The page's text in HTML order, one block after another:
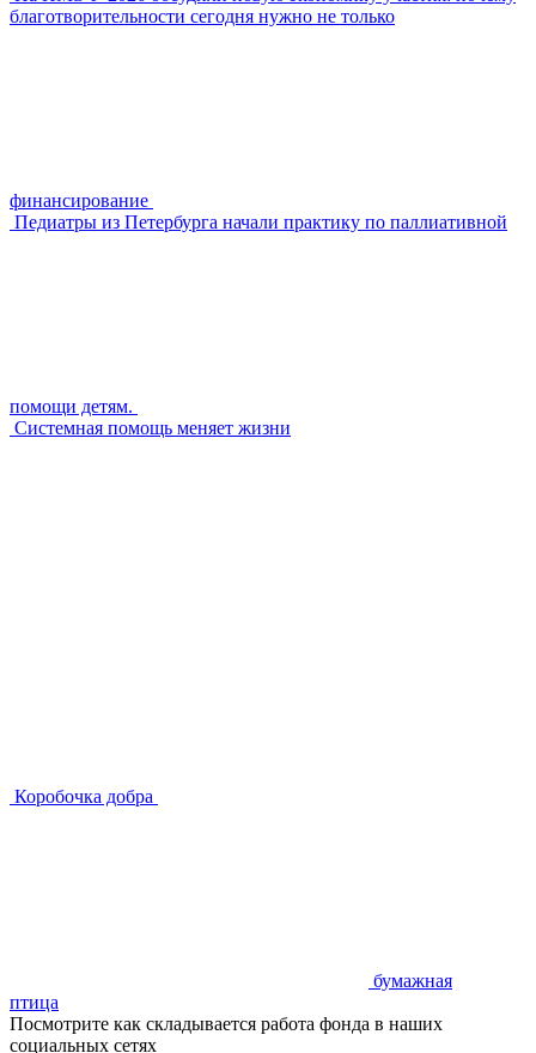
благотворительности сегодня нужно не только
финансирование
Педиатры из Петербурга начали практику по паллиативной
помощи детям.
Системная помощь меняет жизни
Коробочка добра
бумажная
птица
Посмотрите как складывается работа фонда в наших
социальных сетях